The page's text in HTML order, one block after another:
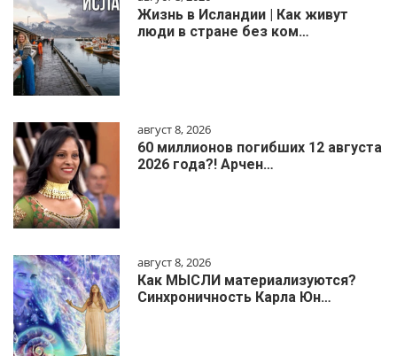
Жизнь в Исландии | Как живут
люди в стране без ком…
август 8, 2026
60 миллионов погибших 12 августа
2026 года?! Арчен…
август 8, 2026
Как МЫСЛИ материализуются?
Синхроничность Карла Юн…